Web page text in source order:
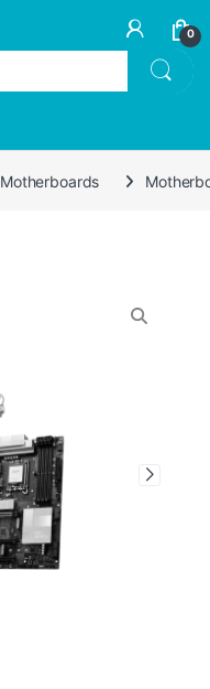
0
Motherboards